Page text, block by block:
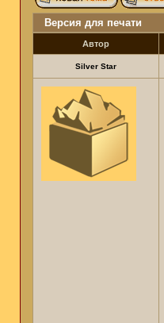
Версия для печати
Автор
Silver Star